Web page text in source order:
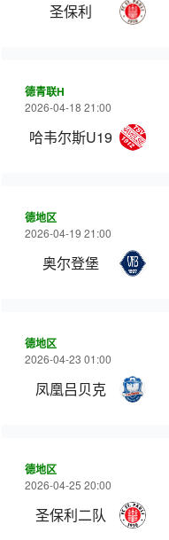
圣保利
德青联H
2026-04-18 21:00
哈韦尔斯U19
德地区
2026-04-19 21:00
奥尔登堡
德地区
2026-04-23 01:00
凤凰吕贝克
德地区
2026-04-25 20:00
圣保利二队